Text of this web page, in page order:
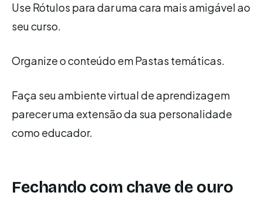
Use Rótulos para dar uma cara mais amigável ao
seu curso.
Organize o conteúdo em Pastas temáticas.
Faça seu ambiente virtual de aprendizagem
parecer uma extensão da sua personalidade
como educador.
Fechando com chave de ouro